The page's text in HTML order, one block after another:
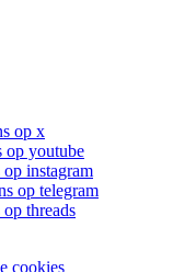
op x
op youtube
instagram
op telegram
threads
cookies